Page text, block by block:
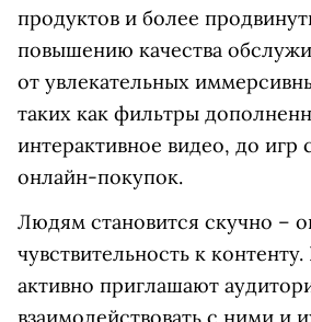
продуктов и более
повышению качества
от увлекательных
таких как фильтры
интерактивное видео, до игр
онлайн-покупок.
Людям становится скучно –
чувствительность к
активно приглашают
взаимодействовать с ними и